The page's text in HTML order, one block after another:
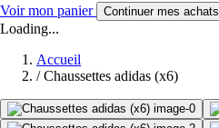
Voir mon panier Continuer mes achats
Loading...
Accueil
/ Chaussettes adidas (x6)